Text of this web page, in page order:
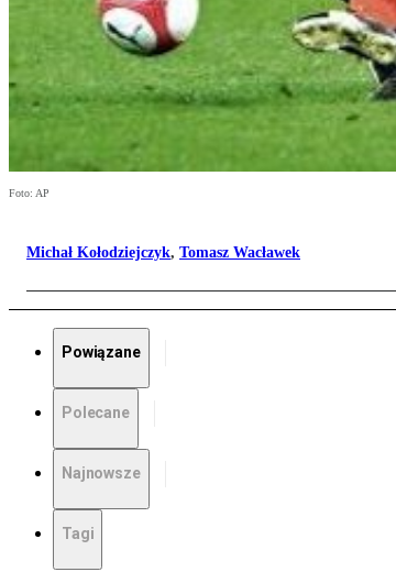
Foto: AP
Michał Kołodziejczyk, Tomasz Wacławek
Powiązane
Polecane
Najnowsze
Tagi